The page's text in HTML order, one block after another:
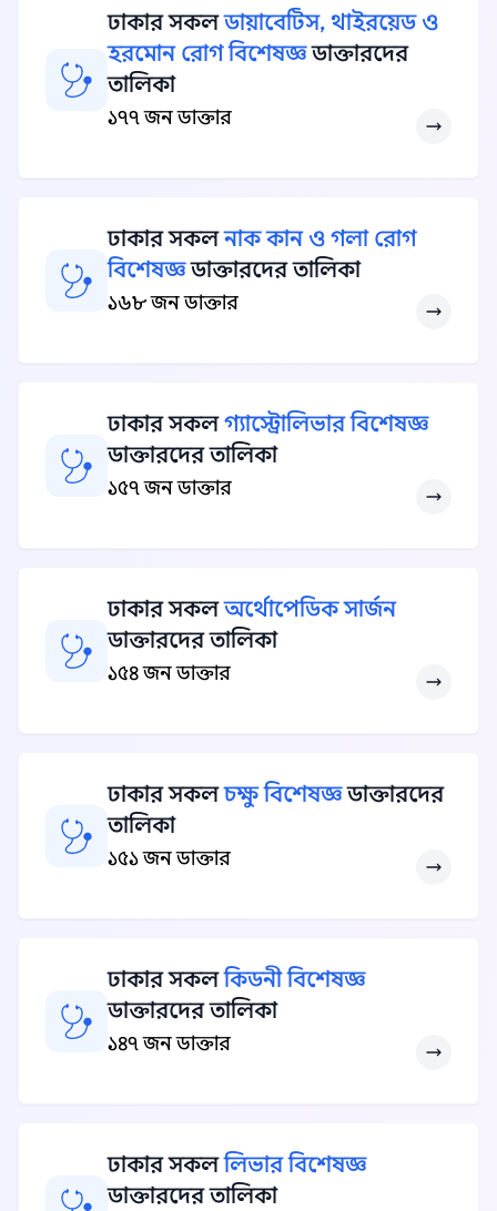
ঢাকার সকলডায়াবেটিস, থাইরয়েড ও
হরমোন রোগ বিশেষজ্ঞডাক্তারদের
তালিকা
১৭৭ জন ডাক্তার
ঢাকার সকলনাক কান ও গলা রোগ
বিশেষজ্ঞডাক্তারদের তালিকা
১৬৮ জন ডাক্তার
ঢাকার সকলগ্যাস্ট্রোলিভার বিশেষজ্ঞ
ডাক্তারদের তালিকা
১৫৭ জন ডাক্তার
ঢাকার সকলঅর্থোপেডিক সার্জন
ডাক্তারদের তালিকা
১৫৪ জন ডাক্তার
ঢাকার সকলচক্ষু বিশেষজ্ঞডাক্তারদের
তালিকা
১৫১ জন ডাক্তার
ঢাকার সকলকিডনী বিশেষজ্ঞ
ডাক্তারদের তালিকা
১৪৭ জন ডাক্তার
ঢাকার সকললিভার বিশেষজ্ঞ
ডাক্তারদের তালিকা